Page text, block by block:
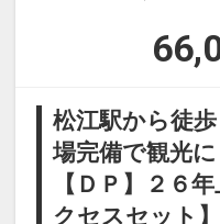
繁盛ですが、祀
大社の妻と子な
と言われていま
雰囲気のある神
●出雲大社・・
０分
綺麗な花や鳥達
ークです。ペン
ウの飛行ショー
綺麗な花や鳥達
ークです。ペン
ウの飛行ショー
観光スポットで
●八重垣神社・
縁結びの神社と
のコインパーキ
円／６０分（以
加算）
松江駅から徒
場完備で観光
【ＤＰ】２６
クセスセット